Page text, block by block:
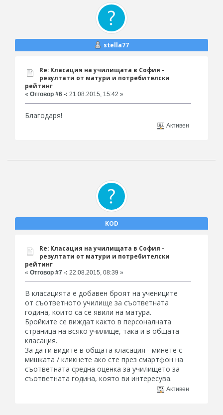
stella77
Re: Класация на училищата в София -
резултати от матури и потребителски
рейтинг
« Отговор #6 -: 21.08.2015, 15:42 »
Благодаря!
Активен
KOD
Re: Класация на училищата в София -
резултати от матури и потребителски
рейтинг
« Отговор #7 -: 22.08.2015, 08:39 »
В класацията е добавен броят на учениците
от съответното училище за съответната
година, които са се явили на матура.
Бройките се виждат както в персоналната
страница на всяко училище, така и в общата
класация.
За да ги видите в общата класация - минете с
мишката / кликнете ако сте през смартфон на
съответната средна оценка за училището за
съответната година, която ви интересува.
Активен